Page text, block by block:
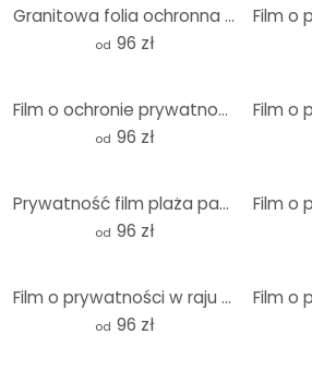
Granitowa folia ochronna na ścianę - Panorama
od 96 zł
Film o ochronie prywatności stada owiec - Panorama
od 96 zł
Prywatność film plaża panorama - Panorama
od 96 zł
Film o prywatności w raju - Panorama
od 96 zł